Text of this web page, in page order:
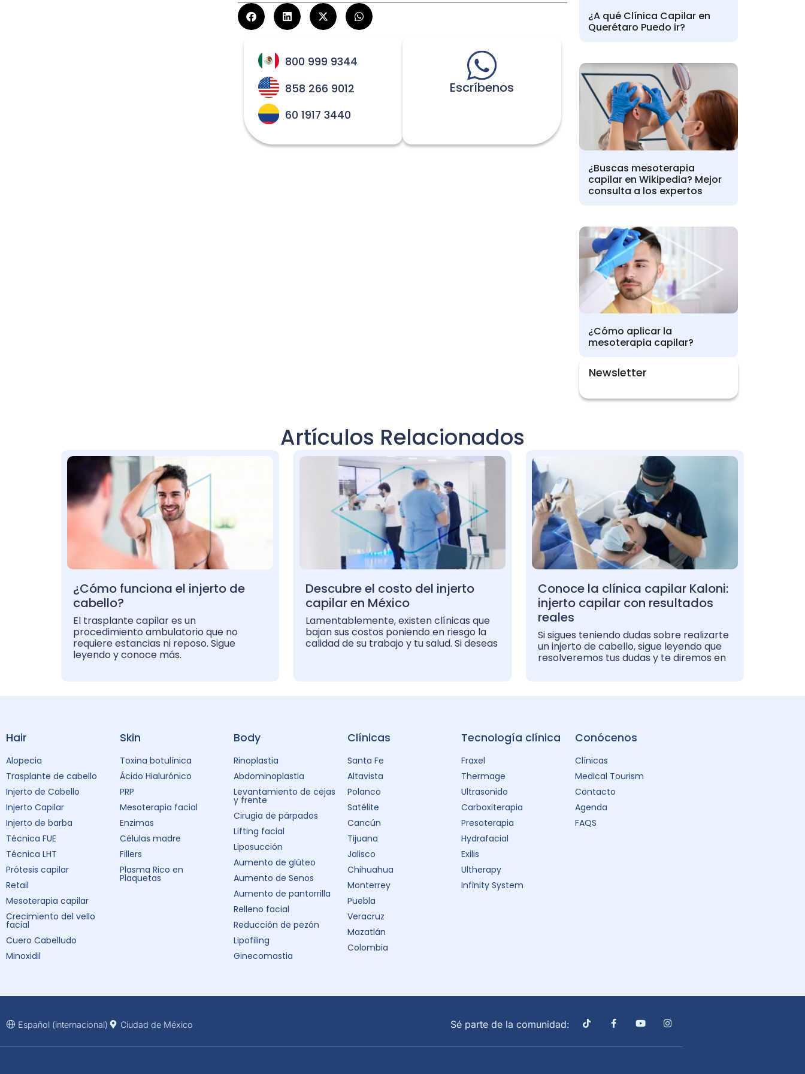
800 999 9344
858 266 9012
60 1917 3440
Escríbenos
¿A qué Clínica Capilar en
Querétaro Puedo ir?
¿Buscas mesoterapia
capilar en Wikipedia? Mejor
consulta a los expertos
¿Cómo aplicar la
mesoterapia capilar?
Newsletter
Artículos Relacionados
¿Cómo funciona el injerto de
cabello?
El trasplante capilar es un
procedimiento ambulatorio que no
requiere estancias ni reposo. Sigue
leyendo y conoce más.
Descubre el costo del injerto
capilar en México
Lamentablemente, existen clínicas que
bajan sus costos poniendo en riesgo la
calidad de su trabajo y tu salud. Si deseas
Conoce la clínica capilar Kaloni:
injerto capilar con resultados
reales
Si sigues teniendo dudas sobre realizarte
un injerto de cabello, sigue leyendo que
resolveremos tus dudas y te diremos en
Hair
Alopecia
Trasplante de cabello
Injerto de Cabello
Injerto Capilar
Injerto de barba
Técnica FUE
Técnica LHT
Prótesis capilar
Retail
Mesoterapia capilar
Crecimiento del vello
facial
Cuero Cabelludo
Minoxidil
Skin
Toxina botulínica
Ácido Hialurónico
PRP
Mesoterapia facial
Enzimas
Células madre
Fillers
Plasma Rico en
Plaquetas
Body
Rinoplastia
Abdominoplastia
Levantamiento de cejas
y frente
Cirugia de párpados
Lifting facial
Liposucción
Aumento de glúteo
Aumento de Senos
Aumento de pantorrilla
Relleno facial
Reducción de pezón
Lipofiling
Ginecomastia
Clínicas
Santa Fe
Altavista
Polanco
Satélite
Cancún
Tijuana
Jalisco
Chihuahua
Monterrey
Puebla
Veracruz
Mazatlán
Colombia
Tecnología clínica
Fraxel
Thermage
Ultrasonido
Carboxiterapia
Presoterapia
Hydrafacial
Exilis
Ultherapy
Infinity System
Conócenos
Clínicas
Medical Tourism
Contacto
Agenda
FAQS
Español (internacional) Ciudad de México Sé parte de la comunidad: